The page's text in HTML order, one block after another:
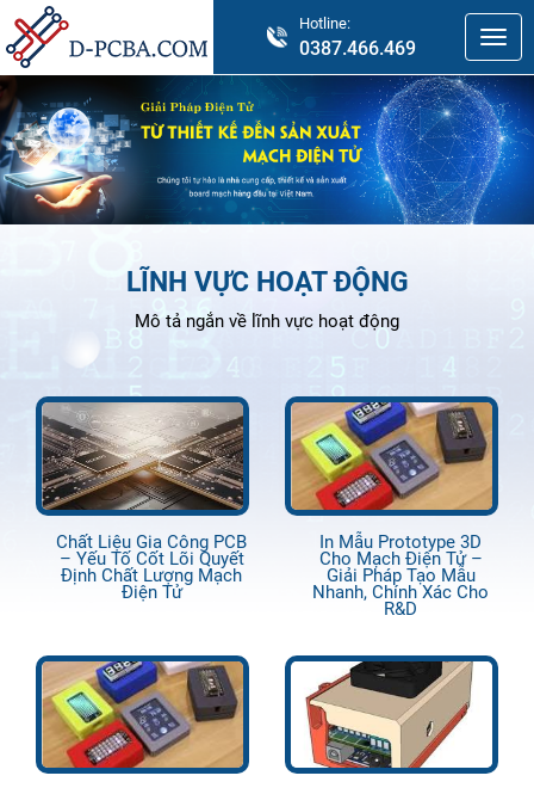
Hotline:
0387.466.469
LĨNH VỰC HOẠT ĐỘNG
Mô tả ngắn về lĩnh vực hoạt động
Chất Liệu Gia Công PCB
– Yếu Tố Cốt Lõi Quyết
Định Chất Lượng Mạch
Điện Tử
In Mẫu Prototype 3D
Cho Mạch Điện Tử –
Giải Pháp Tạo Mẫu
Nhanh, Chính Xác Cho
R&D